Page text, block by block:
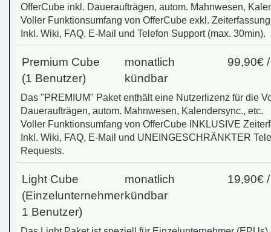
OfferCube inkl. Daueraufträgen, autom. Mahnwesen,
Voller Funktionsumfang von OfferCube exkl.
Inkl. Wiki, FAQ, E-Mail und Telefon Support (max. 30min).
Premium Cube
(1 Benutzer)
monatlich
kündbar
99,90€
Das "PREMIUM" Paket enthält eine Nutzerlizenz für die
Daueraufträgen, autom. Mahnwesen, Kalendersync., etc.
Voller Funktionsumfang von OfferCube INKLUSIVE
Inkl. Wiki, FAQ, E-Mail und UNEINGESCHRÄNKTER
Requests.
Light Cube
(Einzelunternehmer
1 Benutzer)
monatlich
kündbar
19,90€